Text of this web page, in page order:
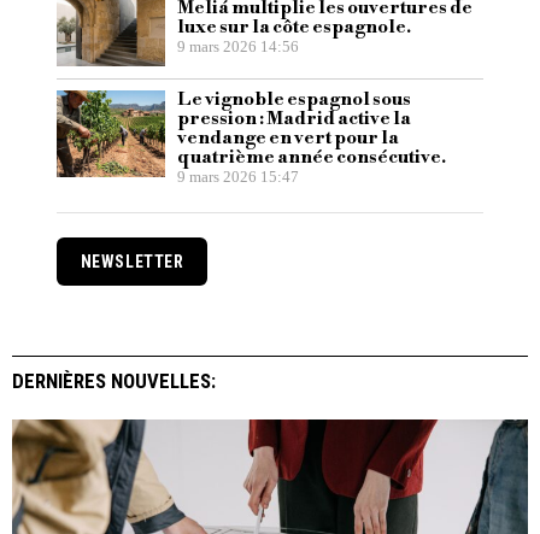
Meliá multiplie les ouvertures de
luxe sur la côte espagnole.
9 mars 2026 14:56
Le vignoble espagnol sous
pression : Madrid active la
vendange en vert pour la
quatrième année consécutive.
9 mars 2026 15:47
NEWSLETTER
DERNIÈRES NOUVELLES: